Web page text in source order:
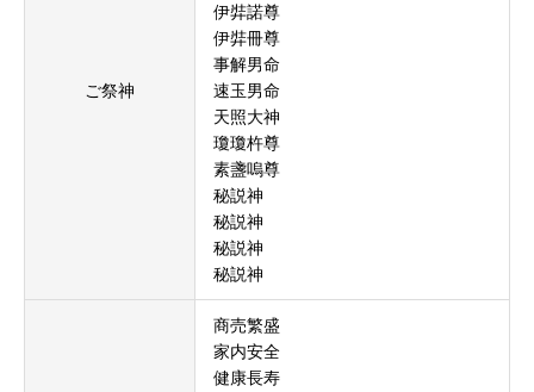
ご祭神
伊弉諾尊
伊弉冊尊
事解男命
速玉男命
天照大神
瓊瓊杵尊
素盞嗚尊
秘説神
秘説神
秘説神
秘説神
商売繁盛
家内安全
健康長寿